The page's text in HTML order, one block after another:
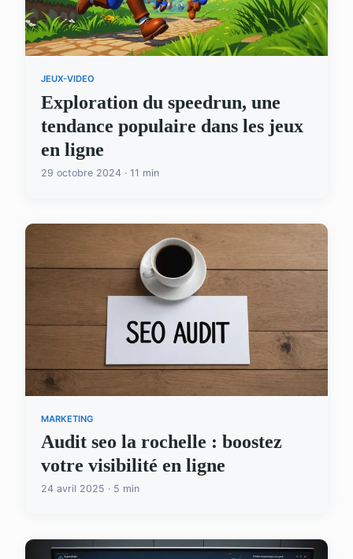
JEUX-VIDEO
Exploration du speedrun, une
tendance populaire dans les jeux
en ligne
29 octobre 2024 · 11 min
MARKETING
Audit seo la rochelle : boostez
votre visibilité en ligne
24 avril 2025 · 5 min